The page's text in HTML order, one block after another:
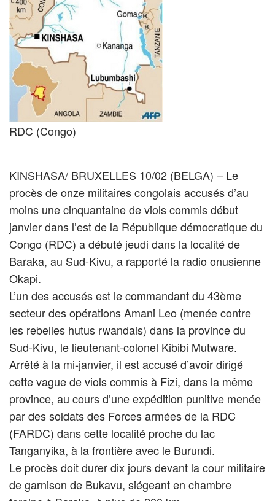
RDC (Congo)
KINSHASA/ BRUXELLES 10/02 (BELGA) – Le
procès de onze militaires congolais accusés d’au
moins une cinquantaine de viols commis début
janvier dans l’est de la République démocratique du
Congo (RDC) a débuté jeudi dans la localité de
Baraka, au Sud-Kivu, a rapporté la radio onusienne
Okapi.
L’un des accusés est le commandant du 43ème
secteur des opérations Amani Leo (menée contre
les rebelles hutus rwandais) dans la province du
Sud-Kivu, le lieutenant-colonel Kibibi Mutware.
Arrêté à la mi-janvier, il est accusé d’avoir dirigé
cette vague de viols commis à Fizi, dans la même
province, au cours d’une expédition punitive menée
par des soldats des Forces armées de la RDC
(FARDC) dans cette localité proche du lac
Tanganyika, à la frontière avec le Burundi.
Le procès doit durer dix jours devant la cour militaire
de garnison de Bukavu, siégeant en chambre